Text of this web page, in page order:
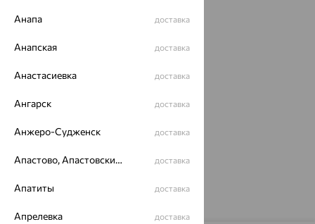
Серьги, серебро,
14 202
Анапа доставка
Анапская доставка
Анастасиевка доставка
Ангарск доставка
Анжеро-Судженск доставка
Апастово, Апастовский район доставка
Апатиты доставка
Апрелевка доставка